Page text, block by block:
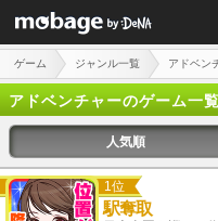
ゲーム ジャンル一覧 アドベン
アドベンチャーのゲーム一覧
人気順
1位
駅奪取